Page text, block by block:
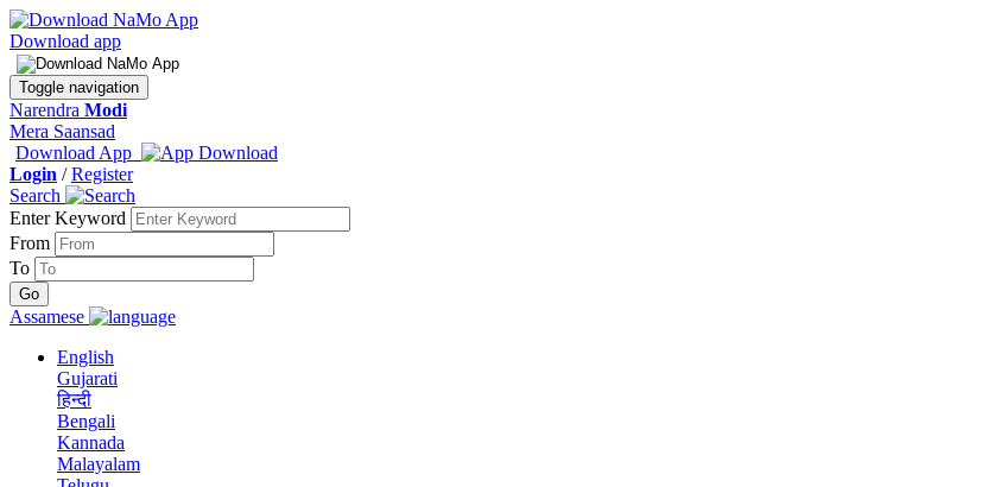
Download app
Toggle navigation
Narendra Modi
Mera Saansad
Download App
Login /Register
Search
Enter Keyword
From
To
Assamese
English
Gujarati
हिन्दी
Bengali
Kannada
Malayalam